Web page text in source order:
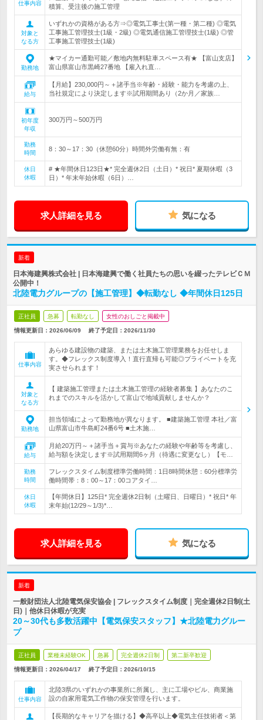
仕事内容
積算、受注後の施工管理
対象と
なる方
いずれかの資格がある方⇒◎電気工事士(第一種・第二種) ◎電気
工事施工管理技士(1級・2級) ◎電気通信施工管理技士(1級) ◎管
工事施工管理技士(1級)
勤務地
★マイカー通勤可能／敷地内無料駐車スペース有★ 【富山支店】
富山県富山市黒崎27番地 【雇入れ直…
給与
【月給】230,000円～＋諸手当※年齢・経験・能力を考慮の上、
当社規定により決定します※試用期間あり（2か月／家族…
初年度
年収
300万円～500万円
勤務
時間
8：30～17：30（休憩60分）時間外労働有無：有
休日
休暇
# ★年間休日123日★* 完全週休2日（土日）* 祝日* 夏期休暇（3
日）* 年末年始休暇（6日）…
求人詳細を見る 気になる
新着
日本海建興株式会社 | 日本海建興で働く社員たちの思いを綴ったテレビＣＭ
公開中！
北陸電力グループの【施工管理】◆転勤なし ◆年間休日125日
正社員 急募 転勤なし 女性のおしごと掲載中
情報更新日：2026/06/09 終了予定日： 2026/11/30
仕事内容
あらゆる建設物の建築、または土木施工管理業務をお任せしま
す。◆フレックス制度導入！直行直帰も可能◎プライベートを充
実させられます！
対象と
なる方
【 建築施工管理または土木施工管理の経験者募集 】あなたのこ
れまでのスキルを活かして富山で地域貢献しませんか？
勤務地
担当領域によって勤務地が異なります。 ■建築施工管理 本社／富
山県富山市牛島町24番6号 ■土木施…
給与
月給20万円～＋諸手当＋賞与※あなたの経験や年齢等を考慮し、
給与額を決定します※試用期間6ヶ月（待遇に変更なし）【モ…
勤務
時間
フレックスタイム制度標準労働時間：1日8時間休憩：60分標準労
働時間帯：8：00～17：00コアタイ…
休日
休暇
【年間休日】125日* 完全週休2日制（土曜日、日曜日）* 祝日* 年
末年始(12/29～1/3)*…
求人詳細を見る 気になる
新着
一般財団法人北陸電気保安協会 | フレックスタイム制度｜完全週休2日制(土
日)｜他休日休暇が充実
20～30代も多数活躍中【電気保安スタッフ】★北陸電力グルー
プ
正社員 業種未経験OK 急募 完全週休2日制 第二新卒歓迎
情報更新日：2026/04/17 終了予定日： 2026/10/15
仕事内容
北陸3県のいずれかの事業所に所属し、主に工場やビル、商業施
設の自家用電気工作物の保安管理を行います。
【長期的なキャリアを描ける】◆高卒以上◆電気主任技術者＜第